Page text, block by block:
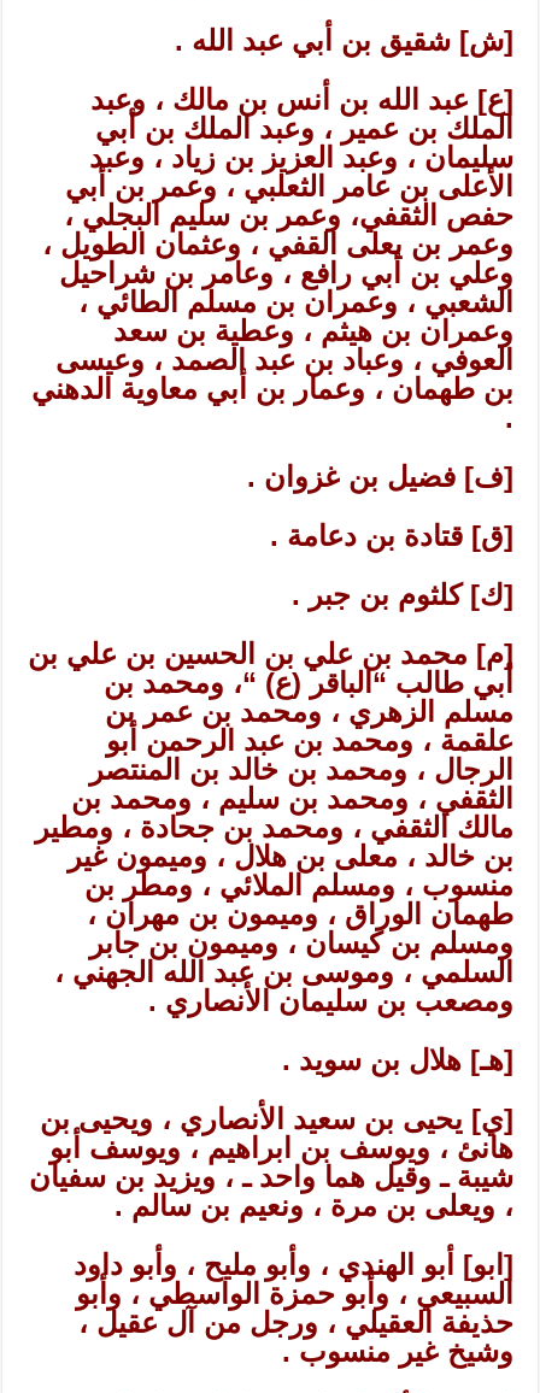
[ش] شقيق بن أبي عبد الله .
[ع] عبد الله بن أنس بن مالك ، وعبد
الملك بن عمير ، وعبد الملك بن أبي
سليمان ، وعبد العزيز بن زياد ، وعبد
الأعلى بن عامر الثعلبي ، وعمر بن أبي
حفص الثقفي، وعمر بن سليم البجلي ،
وعمر بن يعلى القفي ، وعثمان الطويل ،
وعلي بن أبي رافع ، وعامر بن شراحيل
الشعبي ، وعمران بن مسلم الطائي ،
وعمران بن هيثم ، وعطية بن سعد
العوفي ، وعباد بن عبد الصمد ، وعيسى
بن طهمان ، وعمار بن أبي معاوية الدهني
.
[ف] فضيل بن غزوان .
[ق] قتادة بن دعامة .
[ك] كلثوم بن جبر .
[م] محمد بن علي بن الحسين بن علي بن
أبي طالب “الباقر (ع) “، ومحمد بن
مسلم الزهري ، ومحمد بن عمر بن
علقمة ، ومحمد بن عبد الرحمن أبو
الرجال ، ومحمد بن خالد بن المنتصر
الثقفي ، ومحمد بن سليم ، ومحمد بن
مالك الثقفي ، ومحمد بن جحادة ، ومطير
بن خالد ، معلى بن هلال ، وميمون غير
منسوب ، ومسلم الملائي ، ومطر بن
طهمان الوراق ، وميمون بن مهران ،
ومسلم بن كيسان ، وميمون بن جابر
السلمي ، وموسى بن عبد الله الجهني ،
ومصعب بن سليمان الأنصاري .
[هـ] هلال بن سويد .
[ي] يحيى بن سعيد الأنصاري ، ويحيى بن
هانئ ، ويوسف بن ابراهيم ، ويوسف أبو
شيبة ـ وقيل هما واحد ـ ، ويزيد بن سفيان
، ويعلى بن مرة ، ونعيم بن سالم .
[ابو] أبو الهندي ، وأبو مليح ، وأبو داود
السبيعي ، وأبو حمزة الواسطي ، وأبو
حذيفة العقيلي ، ورجل من آل عقيل ،
وشيخ غير منسوب .